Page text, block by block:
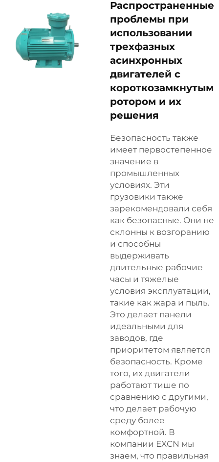
Распространенные
проблемы при
использовании
трехфазных
асинхронных
двигателей с
короткозамкнутым
ротором и их
решения
Безопасность также
имеет первостепенное
значение в
промышленных
условиях. Эти
грузовики также
зарекомендовали себя
как безопасные. Они не
склонны к возгоранию
и способны
выдерживать
длительные рабочие
часы и тяжелые
условия эксплуатации,
такие как жара и пыль.
Это делает панели
идеальными для
заводов, где
приоритетом является
безопасность. Кроме
того, их двигатели
работают тише по
сравнению с другими,
что делает рабочую
среду более
комфортной. В
компании EXCN мы
знаем, что правильная